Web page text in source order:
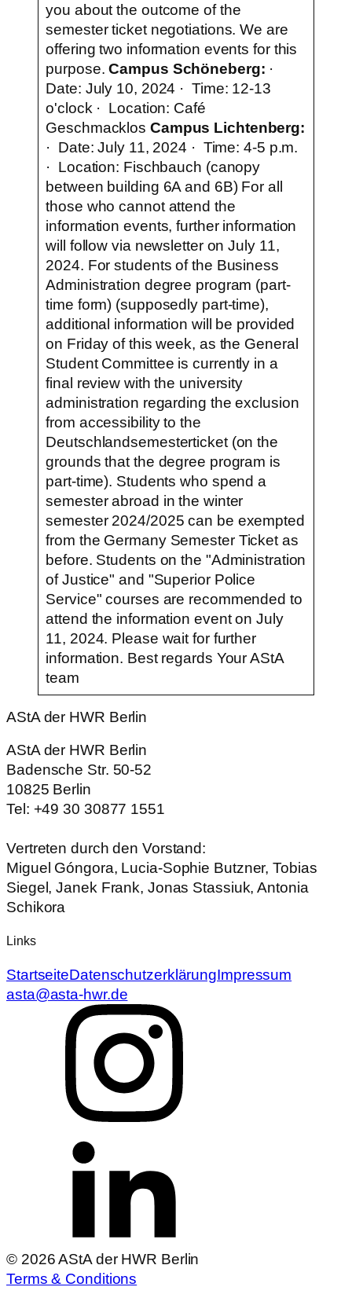
you about the outcome of the
semester ticket negotiations. We are
offering two information events for this
purpose.Campus Schöneberg: ·
Date: July 10, 2024 · Time: 12-13
o'clock · Location: Café
Geschmacklos Campus Lichtenberg:
· Date: July 11, 2024 · Time: 4-5 p.m.
· Location: Fischbauch (canopy
between building 6A and 6B) For all
those who cannot attend the
information events, further information
will follow via newsletter on July 11,
2024. For students of the Business
Administration degree program (part-
time form) (supposedly part-time),
additional information will be provided
on Friday of this week, as the General
Student Committee is currently in a
final review with the university
administration regarding the exclusion
from accessibility to the
Deutschlandsemesterticket (on the
grounds that the degree program is
part-time). Students who spend a
semester abroad in the winter
semester 2024/2025 can be exempted
from the Germany Semester Ticket as
before. Students on the "Administration
of Justice" and "Superior Police
Service" courses are recommended to
attend the information event on July
11, 2024. Please wait for further
information. Best regards Your AStA
team
AStA der HWR Berlin
AStA der HWR Berlin
Badensche Str. 50-52
10825 Berlin
Tel: +49 30 30877 1551
Vertreten durch den Vorstand:
Miguel Góngora, Lucia-Sophie Butzner, Tobias
Siegel, Janek Frank, Jonas Stassiuk, Antonia
Schikora
Links
StartseiteDatenschutzerklärungImpressum
asta@asta-hwr.de
© 2026 AStA der HWR Berlin
Terms & Conditions